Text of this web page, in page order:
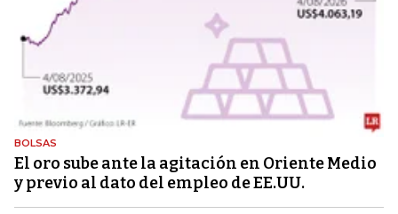
BOLSAS
El oro sube ante la agitación en Oriente Medio
y previo al dato del empleo de EE.UU.